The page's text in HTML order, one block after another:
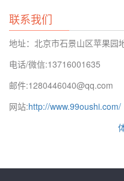
联系我们
地址：北京市石景山区苹果园
电话/微信:13716001635
邮件:1280446040@qq.com
网站:http://www.99oushi.com/